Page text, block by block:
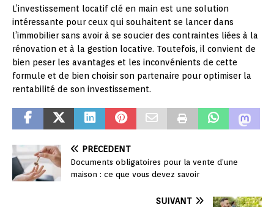
L’investissement locatif clé en main est une solution
intéressante pour ceux qui souhaitent se lancer dans
l’immobilier sans avoir à se soucier des contraintes liées à la
rénovation et à la gestion locative. Toutefois, il convient de
bien peser les avantages et les inconvénients de cette
formule et de bien choisir son partenaire pour optimiser la
rentabilité de son investissement.
PRÉCÉDENT
Documents obligatoires pour la vente d’une
maison : ce que vous devez savoir
SUIVANT